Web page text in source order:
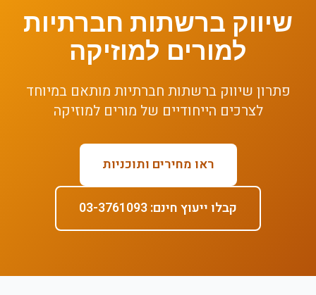
שיווק ברשתות חברתיות
למורים למוזיקה
פתרון שיווק ברשתות חברתיות מותאם במיוחד
לצרכים הייחודיים של מורים למוזיקה
ראו מחירים ותוכניות
קבלו ייעוץ חינם: 03-3761093